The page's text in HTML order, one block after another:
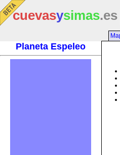
cuevasysimas.es
Planeta Espeleo